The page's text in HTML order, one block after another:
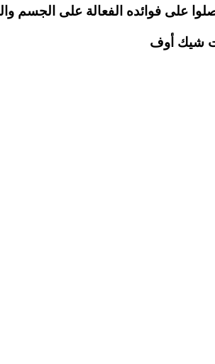
على فوائده الفعالة على الجسم
شيك أوف